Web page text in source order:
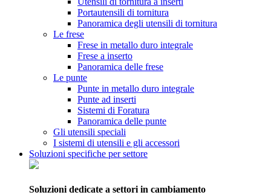
Portautensili di tornitura
Panoramica degli utensili di tornitura
Le frese
Frese in metallo duro integrale
Frese a inserto
Panoramica delle frese
Le punte
Punte in metallo duro integrale
Punte ad inserti
Sistemi di Foratura
Panoramica delle punte
Gli utensili speciali
I sistemi di utensili e gli accessori
Soluzioni specifiche per settore
Soluzioni dedicate a settori in cambiamento